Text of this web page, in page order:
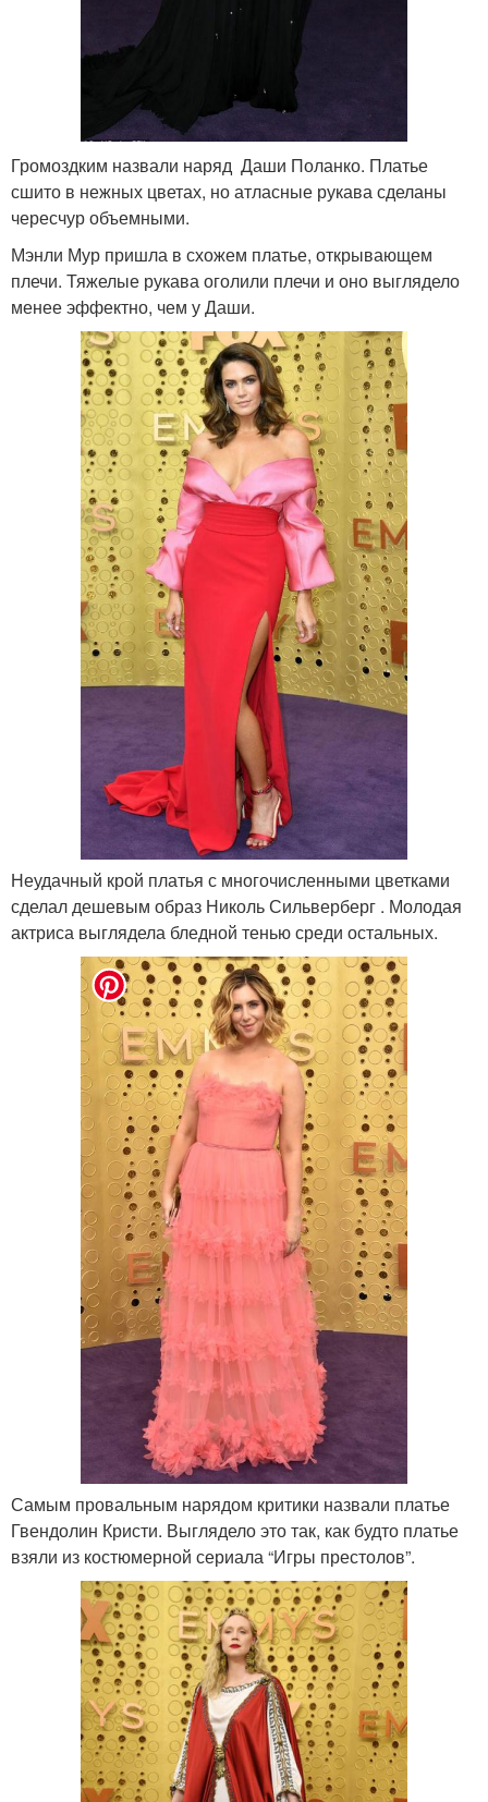
Громоздким назвали наряд Даши Поланко. Платье
сшито в нежных цветах, но атласные рукава сделаны
чересчур объемными.
Мэнли Мур пришла в схожем платье, открывающем
плечи. Тяжелые рукава оголили плечи и оно выглядело
менее эффектно, чем у Даши.
Неудачный крой платья с многочисленными цветками
сделал дешевым образ Николь Сильверберг . Молодая
актриса выглядела бледной тенью среди остальных.
Самым провальным нарядом критики назвали платье
Гвендолин Кристи. Выглядело это так, как будто платье
взяли из костюмерной сериала “Игры престолов”.